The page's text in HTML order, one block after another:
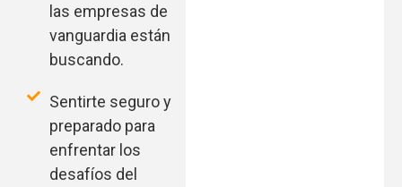
las empresas de
vanguardia están
buscando.
Sentirte seguro y
preparado para
enfrentar los
desafíos del